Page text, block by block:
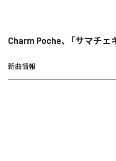
Charm Poche、「サマチェ
新曲情報